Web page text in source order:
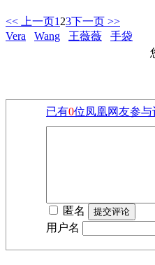
<< 上一页1 23下一页 >>
Vera
Wang 王薇薇
手袋
已有0位凤凰网友参与
匿名
用户名